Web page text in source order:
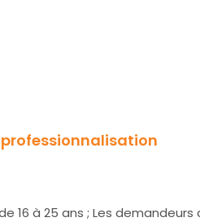
16 à 25 ans ; Les demandeurs